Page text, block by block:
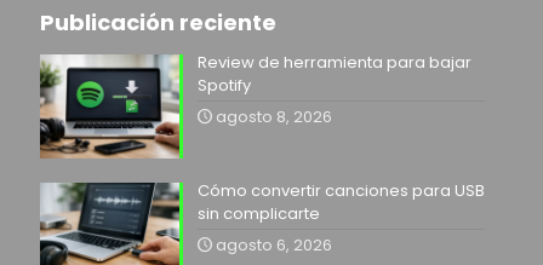
Publicación reciente
Review de herramienta para bajar
Spotify
agosto 8, 2026
Cómo convertir canciones para USB
sin complicarte
agosto 6, 2026